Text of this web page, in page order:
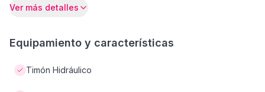
Ver más detalles
Equipamiento y características
Timón Hidráulico